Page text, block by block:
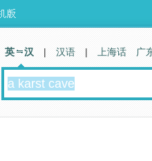
英 汉 | 汉语 | 上海话 广